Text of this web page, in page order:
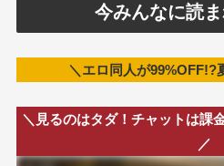
今みんなに読
＼エロ同人が99%OFF!?
＼見るのはタダ！チャットは課
／